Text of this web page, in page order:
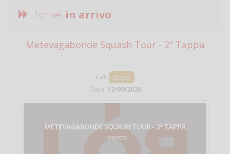
Tornei in arrivo
Metevagabonde Squash Tour - 2ª Tappa
Cat:
Open
Data: 12/09/2026
METEVAGABONDE SQUASH TOUR - 2ª TAPPA
12/09/2026